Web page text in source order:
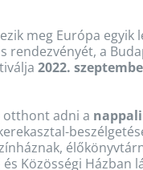
meg Európa egyik
a
2022.
otthont adni a
Közösségi Házban